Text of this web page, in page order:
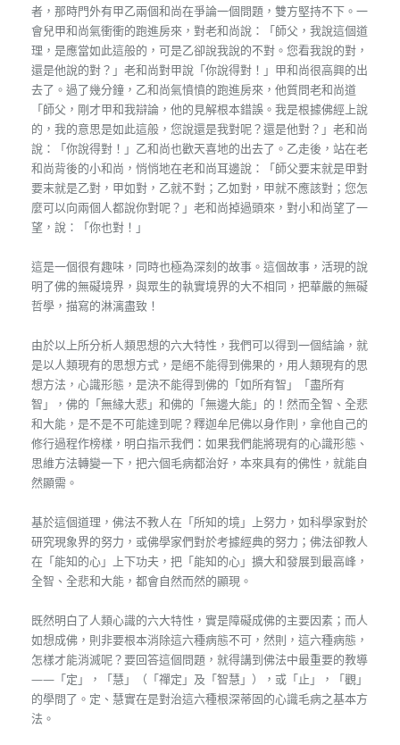
者，那時門外有甲乙兩個和尚在爭論一個問題，雙方堅持不下。一
會兒甲和尚氣衝衝的跑進房來，對老和尚說：「師父，我說這個道
理，是應當如此這般的，可是乙卻說我說的不對。您看我說的對，
還是他說的對？」老和尚對甲說「你說得對！」甲和尚很高興的出
去了。過了幾分鐘，乙和尚氣憤憤的跑進房來，他質問老和尚道
「師父，剛才甲和我辯論，他的見解根本錯誤。我是根據佛經上說
的，我的意思是如此這般，您說還是我對呢？還是他對？」老和尚
說：「你說得對！」乙和尚也歡天喜地的出去了。乙走後，站在老
和尚背後的小和尚，悄悄地在老和尚耳邊說：「師父要末就是甲對
要末就是乙對，甲如對，乙就不對；乙如對，甲就不應該對；您怎
麼可以向兩個人都說你對呢？」老和尚掉過頭來，對小和尚望了一
望，說：「你也對！」
這是一個很有趣味，同時也極為深刻的故事。這個故事，活現的說
明了佛的無礙境界，與眾生的執實境界的大不相同，把華嚴的無礙
哲學，描寫的淋漓盡致！
由於以上所分析人類思想的六大特性，我們可以得到一個結論，就
是以人類現有的思想方式，是絕不能得到佛果的，用人類現有的思
想方法，心識形態，是決不能得到佛的「如所有智」「盡所有
智」，佛的「無緣大悲」和佛的「無邊大能」的！然而全智、全悲
和大能，是不是不可能達到呢？釋迦牟尼佛以身作則，拿他自己的
修行過程作榜樣，明白指示我們：如果我們能將現有的心識形態、
思維方法轉變一下，把六個毛病都治好，本來具有的佛性，就能自
然顯需。
基於這個道理，佛法不教人在「所知的境」上努力，如科學家對於
研究現象界的努力，或佛學家們對於考據經典的努力；佛法卻教人
在「能知的心」上下功夫，把「能知的心」擴大和發展到最高峰，
全智、全悲和大能，都會自然而然的顯現。
既然明白了人類心識的六大特性，實是障礙成佛的主要因素；而人
如想成佛，則非要根本消除這六種病態不可，然則，這六種病態，
怎樣才能消滅呢？要回答這個問題，就得講到佛法中最重要的教導
——「定」，「慧」（「禪定」及「智慧」），或「止」，「觀」
的學問了。定、慧實在是對治這六種根深蒂固的心識毛病之基本方
法。